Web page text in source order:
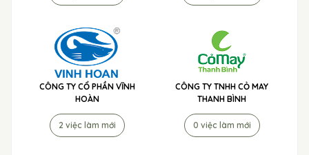
CÔNG TY CỔ PHẦN VĨNH
HOÀN
2 việc làm mới
CÔNG TY TNHH CỎ MAY
THANH BÌNH
0 việc làm mới